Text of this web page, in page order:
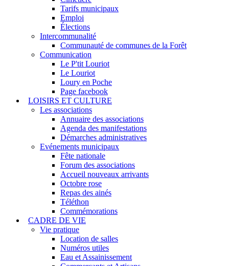
Tarifs municipaux
Emploi
Élections
Intercommunalité
Communauté de communes de la Forêt
Communication
Le P'tit Louriot
Le Louriot
Loury en Poche
Page facebook
LOISIRS ET CULTURE
Les associations
Annuaire des associations
Agenda des manifestations
Démarches administratives
Evénements municipaux
Fête nationale
Forum des associations
Accueil nouveaux arrivants
Octobre rose
Repas des ainés
Téléthon
Commémorations
CADRE DE VIE
Vie pratique
Location de salles
Numéros utiles
Eau et Assainissement